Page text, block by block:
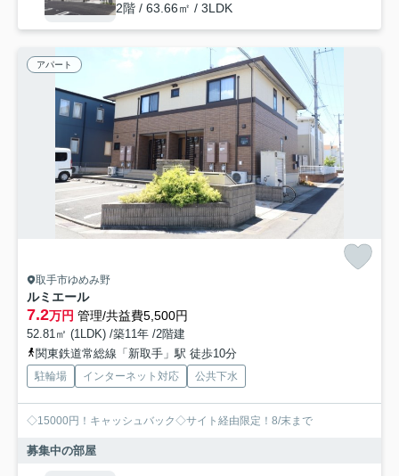
2階 / 63.66㎡ / 3LDK
アパート
取手市ゆめみ野
ルミエール
7.2万円 管理/共益費5,500円
52.81㎡ (1LDK) /築11年 /2階建
関東鉄道常総線「新取手」駅 徒歩10分
駐輪場 インターネット対応 公共下水
◇15000円！キャッシュバック◇サイト経由限定！8/末まで
募集中の部屋